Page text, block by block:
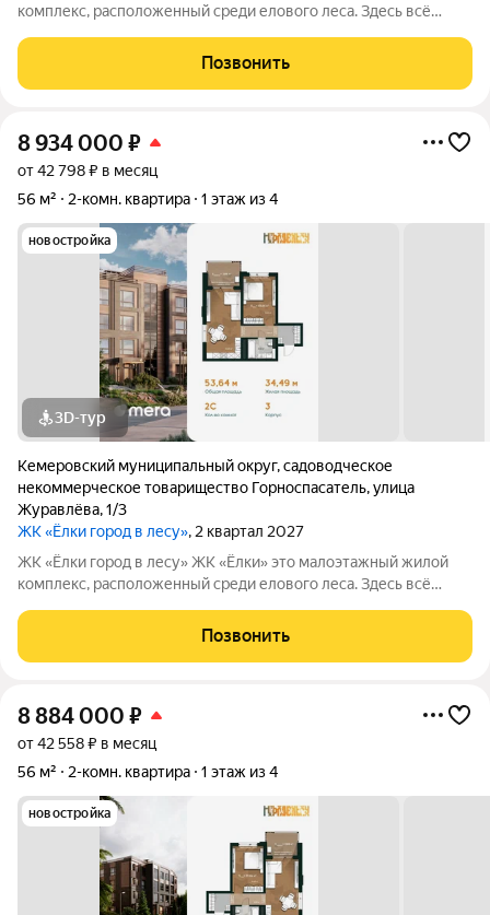
комплекс, расположенный среди елового леса. Здесь всё
лишних забот. Главное преимущество проекта готовые
квартиры для жизни с первого
Позвонить
8 934 000 ₽
от 42 798 ₽ в месяц
56 м²
2-комн. квартира 1 этаж из 4
новостройка
3D-тур
Кемеровский муниципальный округ,садоводческое
некоммерческое товарищество Горноспасатель,улица
Журавлёва,1/3
ЖК «Ёлки город в лесу», 2 квартал 2027
ЖК «Ёлки город в лесу» ЖК «Ёлки» это малоэтажный жилой
комплекс, расположенный среди елового леса. Здесь всё
лишних забот. Главное преимущество проекта готовые
квартиры для жизни с первого
Позвонить
8 884 000 ₽
от 42 558 ₽ в месяц
56 м²
2-комн. квартира 1 этаж из 4
новостройка